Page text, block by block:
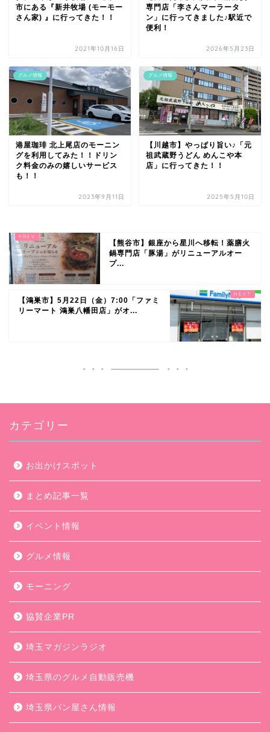
市にある『新井牧場 (モーモー
さん家) 』に行ってきた！！
2021年10月16日
専門店「李さんマーラータ
ン」に行ってきました♪駅近で
便利！
2026年5月23日
グルメ情報
港屋珈琲 北上尾店のモーニン
グを利用してみた！！ドリン
ク料金のみの嬉しいサービス
も！！
2023年9月11日
グルメ情報
【川越市】やっぱり旨い♪「元
祖武蔵野うどん めんこや本
店」に行ってきた！！
2025年5月10日
【熊谷市】銀座から星川へ移転！薬膳火
鍋専門店「豚湯」がリニューアルオー
プ...
【鴻巣市】5月22日（金）7:00「ファミ
リーマート 鴻巣八幡田店」がオ...
カテゴリー
お出かけスポット
まとめ記事一覧
イベント情報
グルメ情報
モーニング
協賛企業PR
埼玉マガジンラジオ
埼玉県のグルメ自動販売機
埼玉県パン屋さん情報